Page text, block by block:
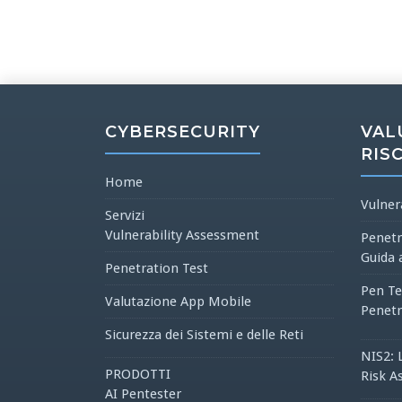
CYBERSECURITY
Home
Servizi
Vulnerability Assessment
Penetration Test
Valutazione App Mobile
Sicurezza dei Sistemi e delle Reti
PRODOTTI
AI Pentester
Guida
Pen
NIS2:
Risk